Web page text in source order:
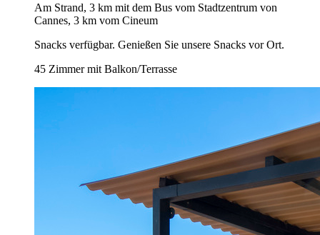
Am Strand, 3 km mit dem Bus vom Stadtzentrum von
Cannes, 3 km vom Cineum
Snacks verfügbar. Genießen Sie unsere Snacks vor Ort.
45 Zimmer mit Balkon/Terrasse